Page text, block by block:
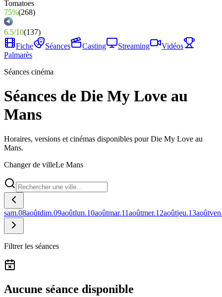
75%(268)
6.5/10(137)
Fiche
Séances Casting Streaming
Vidéos
Palmarès
Séances cinéma
Séances de Die My Love au
Mans
Horaires, versions et cinémas disponibles pour Die My Love au
Mans.
Changer de villeLe Mans
sam.08aoûtdim.09aoûtlun.10aoûtmar.11aoûtmer.12aoûtjeu.13août
Filtrer les séances
Aucune séance disponible